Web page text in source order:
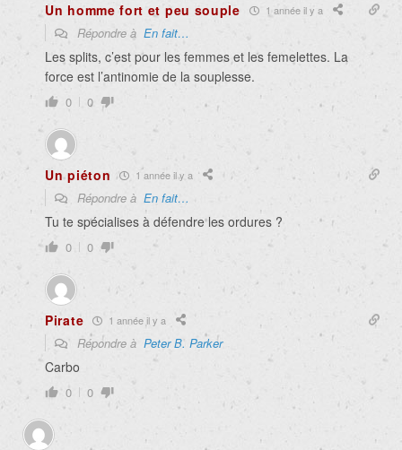
Un homme fort et peu souple 1 année il y a
Répondre à En fait…
Les splits, c’est pour les femmes et les femelettes. La
force est l’antinomie de la souplesse.
0 0
Un piéton 1 année il y a
Répondre à En fait…
Tu te spécialises à défendre les ordures ?
0 0
Pirate 1 année il y a
Répondre à Peter B. Parker
Carbo
0 0